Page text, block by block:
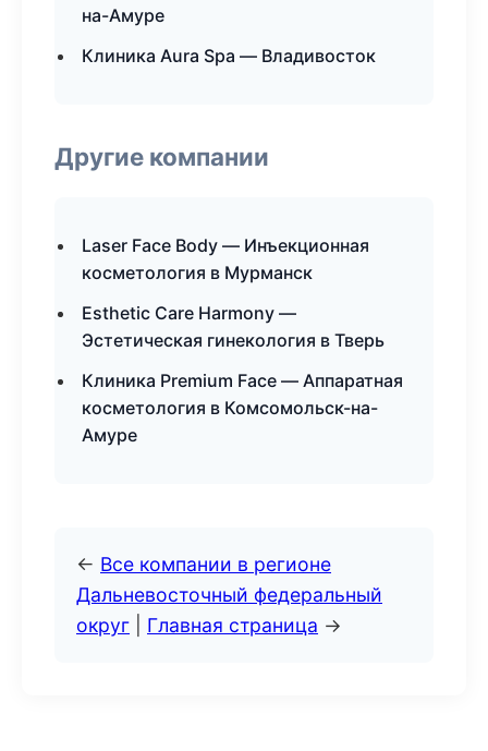
на-Амуре
Клиника Aura Spa — Владивосток
Другие компании
Laser Face Body — Инъекционная
косметология в Мурманск
Esthetic Care Harmony —
Эстетическая гинекология в Тверь
Клиника Premium Face — Аппаратная
косметология в Комсомольск-на-
Амуре
← Все компании в регионе
Дальневосточный федеральный
округ
Главная страница →